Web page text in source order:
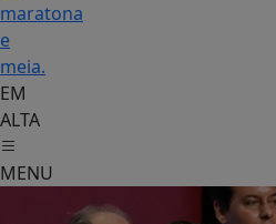
maratona
e
meia.
EM
ALTA
MENU